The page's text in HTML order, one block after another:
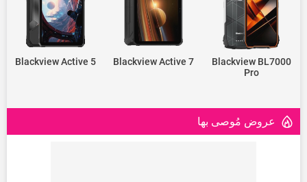
Blackview BL7000
Pro
Blackview Active 7
Blackview Active 5
عروض مُوصى بها